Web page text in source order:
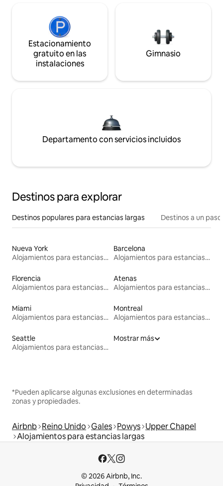
Estacionamiento
gratuito en las
instalaciones
Gimnasio
Departamento con servicios incluidos
Destinos para explorar
Destinos populares para estancias largas Destinos a un
Nueva York
Alojamientos para estancias largas
Barcelona
Alojamientos para estancias largas
Florencia
Alojamientos para estancias largas
Atenas
Alojamientos para estancias largas
Miami
Alojamientos para estancias largas
Montreal
Alojamientos para estancias largas
Seattle
Alojamientos para estancias largas
Mostrar más
*Pueden aplicarse algunas exclusiones en determinadas
zonas y propiedades.
Airbnb Reino Unido Gales Powys Upper Chapel
Alojamientos para estancias largas
© 2026 Airbnb, Inc.